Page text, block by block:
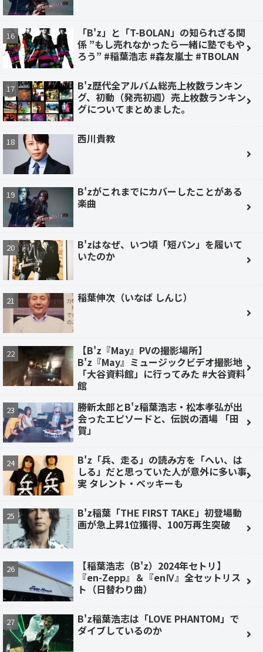
「B'z」と「T-BOLAN」の知られざる関
係 ”もし売れなかったら一緒に塾でもや
ろう” #稲葉浩志 #森友嵐士 #TBOLAN
B'z歴代全アルバム総売上枚数ランキン
グ、初動（発売初週）売上枚数ランキン
グについてまとめました。
西川貴教
B'zがこれまでにカバーしたことがある
楽曲
B'zはなぜ、いつ頃「短パン」を履いて
いたのか
稲葉伸次（いなば しんじ）
【B'z『May』PVの撮影場所】
B'z『May』ミュージックビデオ撮影地
「大谷資料館」に行ってみた #大谷資料
館
勝新太郎とB'z稲葉浩志・松本孝弘が出
会ったエピソードと、伝説の酒場 「田
賀」
B'z「兵、走る」の読み方を「へい、は
しる」だと思っていた人が意外に多い事
実 タレント・ベッキーも
B'z稲葉「THE FIRST TAKE」初登場動
画が急上昇1位獲得、100万再生突破
【稲葉浩志（B'z）2024年セトリ】
『en-Zepp』＆『enⅣ』全セットリス
ト（日替わり曲）
B'z稲葉浩志は「LOVE PHANTOM」で
ダイブしているのか